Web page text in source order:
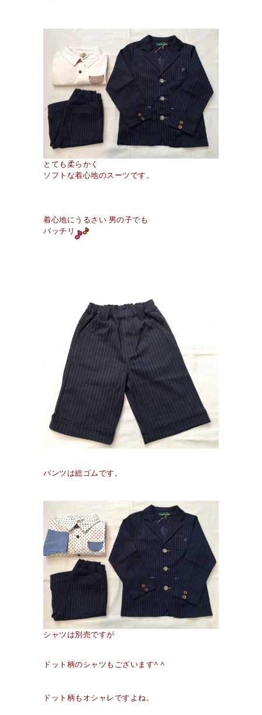
とても柔らかく
ソフトな着心地のスーツです。
着心地にうるさい 男の子でも
バッチリ
パンツは総ゴムです。
シャツは別売ですが
ドット柄のシャツもございます^ ^
ドット柄もオシャレですよね。